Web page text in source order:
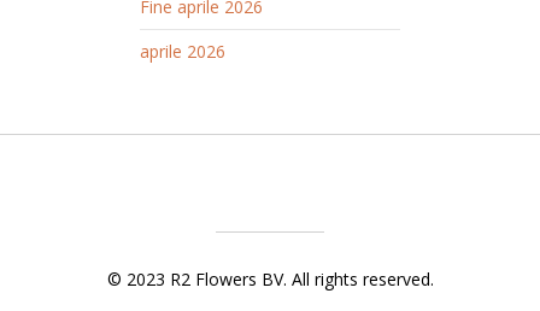
Fine aprile 2026
aprile 2026
© 2023 R2 Flowers BV. All rights reserved.